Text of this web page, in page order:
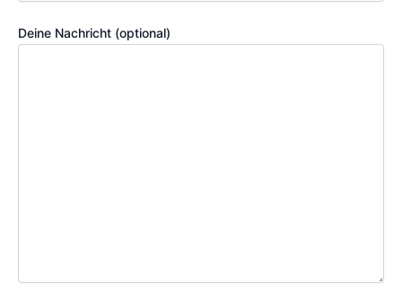
Deine Nachricht (optional)